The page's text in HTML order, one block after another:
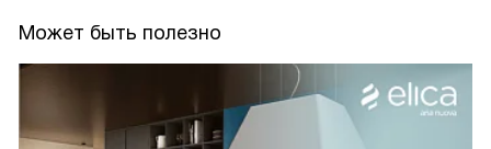
Может быть полезно